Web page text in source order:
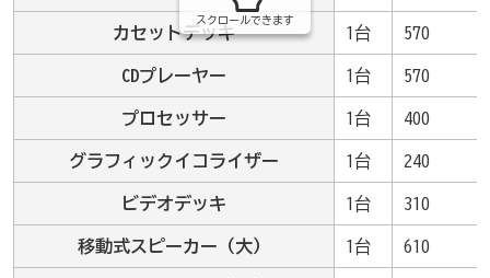
カセットデッキ 1台 570
CDプレーヤー 1台 570
プロセッサー 1台 400
グラフィックイコライザー 1台 240
ビデオデッキ 1台 310
移動式スピーカー（大） 1台 610
スクロールできます